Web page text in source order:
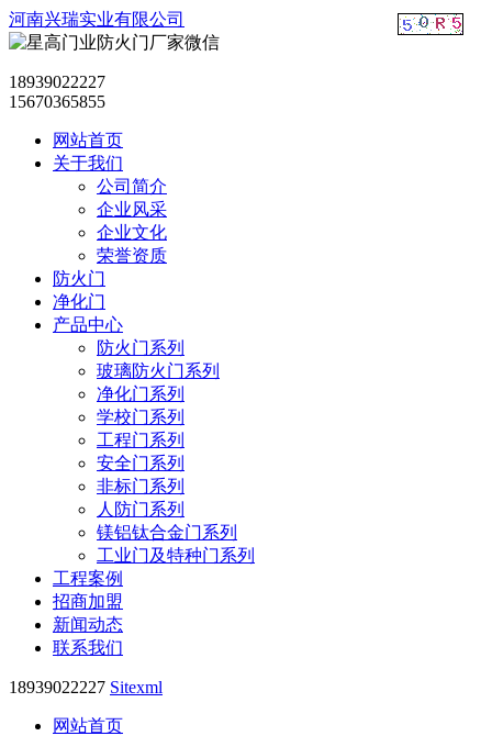
河南兴瑞实业有限公司
18939022227
15670365855
网站首页
关于我们
公司简介
企业风采
企业文化
荣誉资质
防火门
净化门
产品中心
防火门系列
玻璃防火门系列
净化门系列
学校门系列
工程门系列
安全门系列
非标门系列
人防门系列
镁铝钛合金门系列
工业门及特种门系列
工程案例
招商加盟
新闻动态
联系我们
18939022227 Sitexml
网站首页